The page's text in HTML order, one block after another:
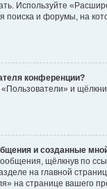
Используйте
поиска и форумы, на
конференции?
и
и созданные
щёлкнув по
на главной
на странице вашего